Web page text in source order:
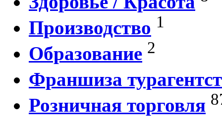
Производство 1
Образование 2
Франшиза
Розничная торговля